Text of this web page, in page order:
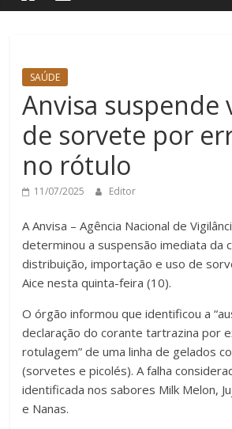
SAÚDE
Anvisa suspende
de sorvete por
no rótulo
11/07/2025 Editor
A Anvisa – Agência Nacional de
determinou a suspensão imediata da
distribuição, importação e uso de
Aice nesta quinta-feira (10).
O órgão informou que identificou a
declaração do corante tartrazina por
rotulagem” de uma linha de gelados
(sorvetes e picolés). A falha
identificada nos sabores Milk Melon,
e Nanas.